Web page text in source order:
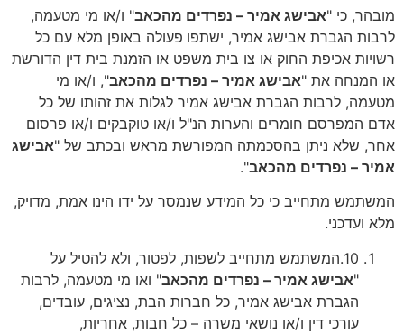
מובהר, כי "אבישג אמיר – נפרדים מהכאב" ו/או מי מטעמה,
לרבות הגברת אבישג אמיר, ישתפו פעולה באופן מלא עם כל
רשויות אכיפת החוק או צו בית משפט או הזמנת בית דין הדורשת
או המנחה את "אבישג אמיר – נפרדים מהכאב", ו/או מי
מטעמה, לרבות הגברת אבישג אמיר לגלות את זהותו של כל
אדם המפרסם חומרים והערות הנ"ל ו/או טוקבקים ו/או פרסום
אחר, שלא ניתן בהסכמתה המפורשת מראש ובכתב של "אבישג
אמיר – נפרדים מהכאב".
המשתמש מתחייב כי כל המידע שנמסר על ידו הינו אמת, מדויק,
מלא ועדכני.
10. המשתמש מתחייב לשפות, לפטור, ולא להטיל על
"אבישג אמיר – נפרדים מהכאב" ואו מי מטעמה, לרבות
הגברת אבישג אמיר, כל חברות הבת, נציגים, עובדים,
עורכי דין ו/או נושאי משרה – כל חבות, אחריות,